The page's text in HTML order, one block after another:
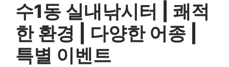
수1동 실내낚시터 | 쾌적
한 환경 | 다양한 어종 |
특별 이벤트